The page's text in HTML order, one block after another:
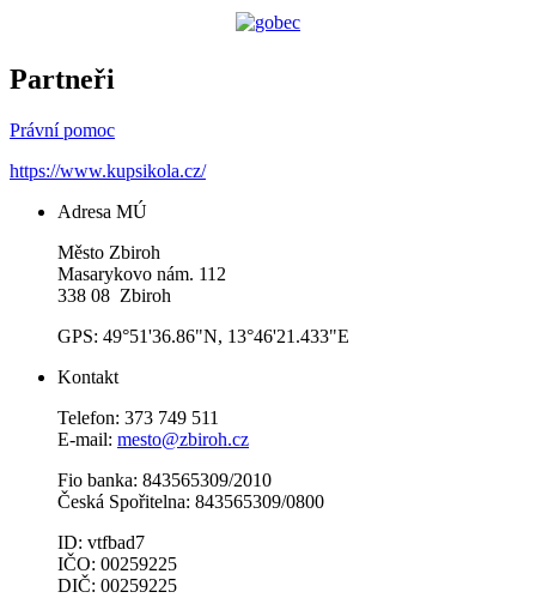
Partneři
Právní pomoc
https://www.kupsikola.cz/
Adresa MÚ
Město Zbiroh
Masarykovo nám. 112
338 08 Zbiroh
GPS: 49°51'36.86"N, 13°46'21.433"E
Kontakt
Telefon: 373 749 511
E-mail: mesto@zbiroh.cz
Fio banka: 843565309/2010
Česká Spořitelna: 843565309/0800
ID: vtfbad7
IČO: 00259225
DIČ: 00259225